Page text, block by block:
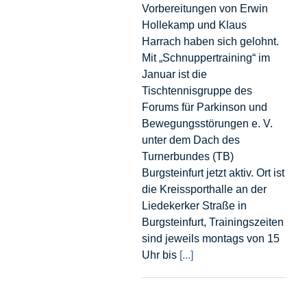
Vorbereitungen von Erwin
Hollekamp und Klaus
Harrach haben sich gelohnt.
Mit „Schnuppertraining“ im
Januar ist die
Tischtennisgruppe des
Forums für Parkinson und
Bewegungsstörungen e. V.
unter dem Dach des
Turnerbundes (TB)
Burgsteinfurt jetzt aktiv. Ort ist
die Kreissporthalle an der
Liedekerker Straße in
Burgsteinfurt, Trainingszeiten
sind jeweils montags von 15
Uhr bis [...]